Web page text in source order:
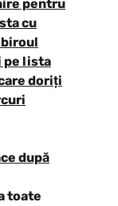
pentru
cu
biroul
pe lista
doriți
după
toate